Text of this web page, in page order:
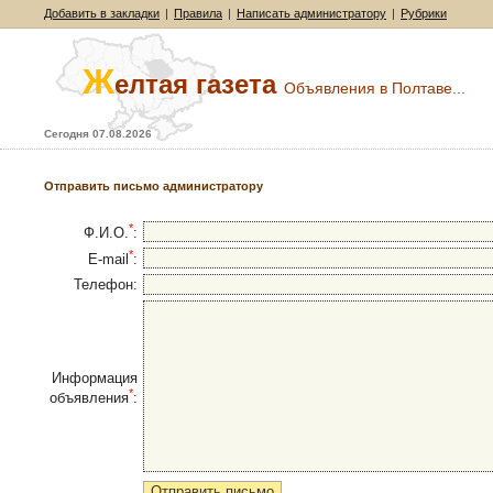
Добавить в закладки | Правила | Написать администратору | Рубрики
Желтая газета Объявления в Полтаве...
Сегодня 07.08.2026
Отправить письмо администратору
Ф.И.О.*:
E-mail *:
Телефон:
Информация
объявления*: